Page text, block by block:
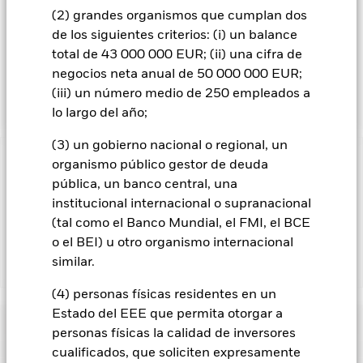
(2) grandes organismos que cumplan dos
de los siguientes criterios: (i) un balance
total de 43 000 000 EUR; (ii) una cifra de
negocios neta anual de 50 000 000 EUR;
(iii) un número medio de 250 empleados a
lo largo del año;
(3) un gobierno nacional o regional, un
organismo público gestor de deuda
pública, un banco central, una
institucional internacional o supranacional
(tal como el Banco Mundial, el FMI, el BCE
o el BEI) u otro organismo internacional
similar.
(4) personas físicas residentes en un
Estado del EEE que permita otorgar a
personas físicas la calidad de inversores
cualificados, que soliciten expresamente
derechos humanos, las normas laborales, el medioambiente
y la lucha contra la corrupción). El Fondo puede mantener
una exposición indirecta (por ejemplo, a través de
instrumentos financieros derivados [IFD] y otros fondos) a
emisores con unas exposiciones inconsistentes con el
análisis ESG de la GI.
INFORMACIÓN IMPORTANTE: Capital en Riesgo.
de las inversiones y los ingresos derivados de ellas pueden
subir o bajar, y no están garantizados. Es posible que los
inversores no recuperen la cantidad invertida originalmente.
BlackRock Global Unconstrained Equity Fund